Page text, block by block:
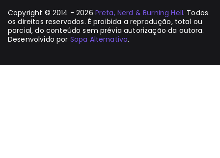
Copyright © 2014 - 2026 Preta, Nerd & Burning Hell. Todos
os direitos reservados. É proibida a reprodução, total ou
parcial, do conteúdo sem prévia autorização da autora.
Desenvolvido por Sopa Alternativa.